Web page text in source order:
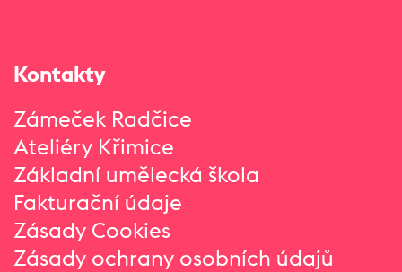
Kontakty
Zámeček Radčice
Ateliéry Křimice
Základní umělecká škola
Fakturační údaje
Zásady Cookies
Zásady ochrany osobních údajů